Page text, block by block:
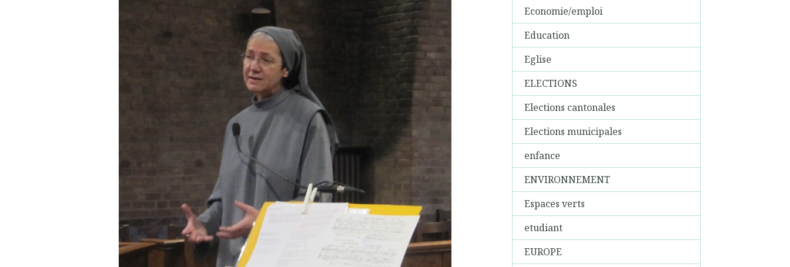
Economie/emploi
Education
Eglise
ELECTIONS
Elections cantonales
Elections municipales
enfance
ENVIRONNEMENT
Espaces verts
etudiant
EUROPE